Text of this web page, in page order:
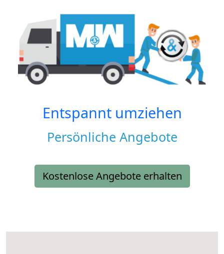
Entspannt umziehen
Persönliche Angebote
Kostenlose Angebote erhalten